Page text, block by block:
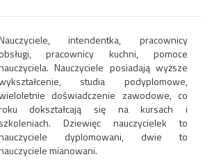
intendentka, pracownicy
obsługi, pracownicy kuchni, pomoce
Nauczyciele posiadają wyższe
studia podyplomowe,
doświadczenie zawodowe, co
dokształcają się na kursach i
szkoleniach. Dziewięc nauczycielek to
dyplomowani, dwie to
mianowani.